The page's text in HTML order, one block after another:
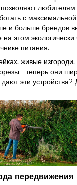
любителям
с
и больше брендов
этом экологически
питания.
живые изгороди,
- теперь они
эти устройства?
передвижения